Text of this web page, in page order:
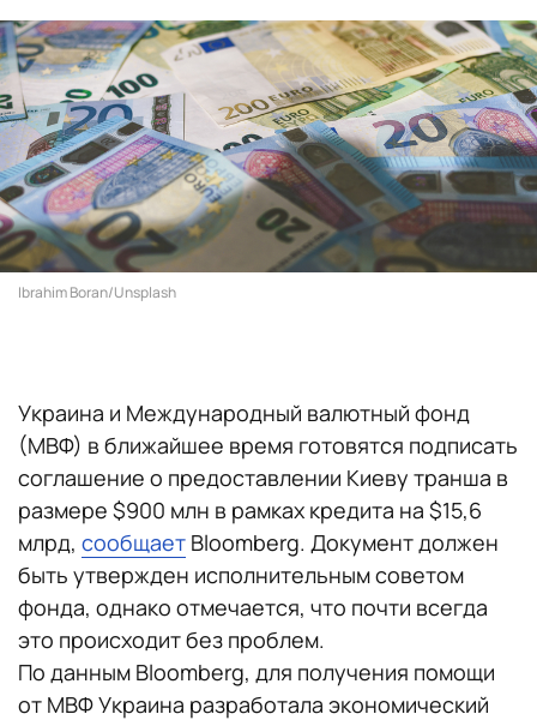
Ibrahim Boran/Unsplash
Украина и Международный валютный фонд
(МВФ) в ближайшее время готовятся подписать
соглашение о предоставлении Киеву транша в
размере $900 млн в рамках кредита на $15,6
млрд, сообщает Bloomberg. Документ должен
быть утвержден исполнительным советом
фонда, однако отмечается, что почти всегда
это происходит без проблем.
По данным Bloomberg, для получения помощи
от МВФ Украина разработала экономический